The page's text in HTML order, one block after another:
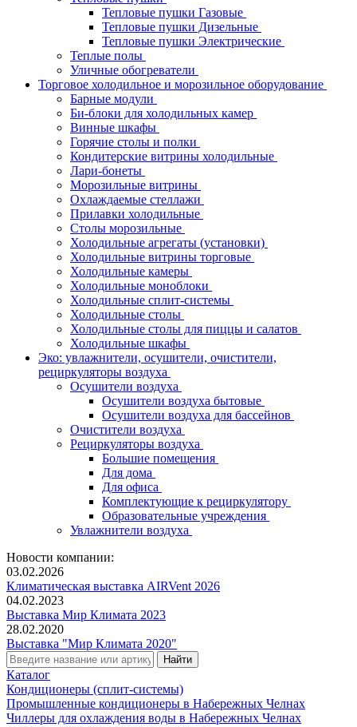
Тепловые пушки Газовые
Тепловые пушки Дизельные
Тепловые пушки Электрические
Теплые полы
Уличные обогреватели
Торговое холодильное и морозильное оборудование
Барные модули
Би-блоки для холодильных камер
Винные шкафы
Горячие столы и полки
Кондитерские витрины холодильные
Лари-бонеты
Морозильные витрины
Охлаждаемые стеллажи
Прилавки холодильные
Столы морозильные
Холодильные агрегаты (установки)
Холодильные витрины торговые
Холодильные камеры
Холодильные моноблоки
Холодильные сплит-системы
Холодильные столы
Холодильные столы для пиццы и салатов
Холодильные шкафы
Эко: увлажнители, осушители, очистители,
рециркуляторы воздуха
Осушители воздуха
Осушители воздуха бытовые
Осушители воздуха для бассейнов
Очистители воздуха
Рециркуляторы воздуха
Большие помещения
Для дома
Для офиса
Комплектующие к рециркулятору
Образовательные учреждения
Увлажнители воздуха
Новости компании:
03.02.2026
Климатическая выставка AIRVent 2026
04.02.2023
Выставка Мир Климата 2023
28.02.2020
Выставка "Мир Климата 2020"
Каталог
Кондиционеры (сплит-системы)
Промышленные кондиционеры в Набережных Челнах
Чиллеры для охлаждения воды в Набережных Челнах